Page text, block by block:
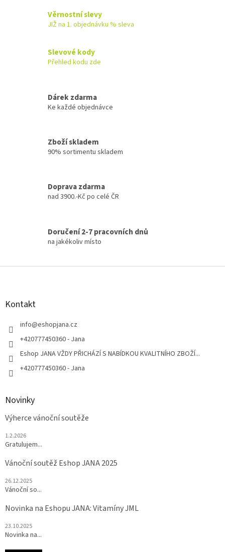
á
y
s
Věrnostní slevy
JIŽ na 1. objednávku % sleva
Slevové kody
Přehled kodu zde
Dárek zdarma
Ke každé objednávce
Zboží skladem
90% sortimentu skladem
Doprava zdarma
nad 3900.-Kč po celé ČR
Doručení 2-7 pracovních dnů
na jakékoliv místo
Z
Kontakt
info@eshopjana.cz
+420777450360 - Jana
Eshop JANA VŽDY PŘICHÁZÍ S NABÍDKOU KVALITNÍHO ZBOŽÍ...
+420777450360 - Jana
Novinky
Výherce vánoční soutěže
1.2.2026
Gratulujem...
Vánoční soutěž Eshop JANA 2025
26.12.2025
Vánoční so...
Novinka na Eshopu JANA: Vitamíny JML
23.10.2025
Novinka na...